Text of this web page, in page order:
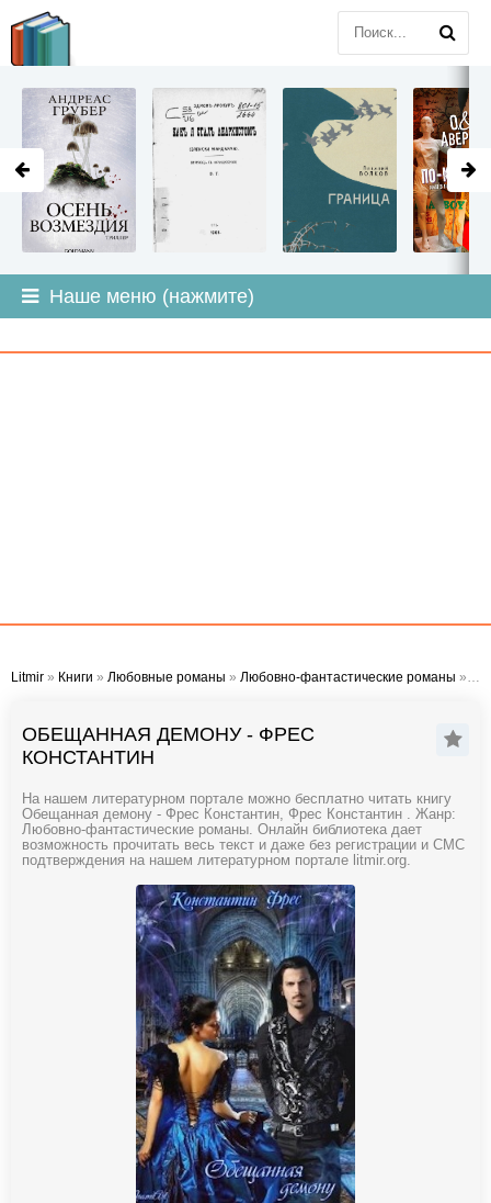
Наше меню (нажмите)
Litmir » Книги » Любовные романы » Любовно-фантастические романы » Обещанная демону - Фрес Константин
ОБЕЩАННАЯ ДЕМОНУ - ФРЕС
КОНСТАНТИН
На нашем литературном портале можно бесплатно читать книгу
Обещанная демону - Фрес Константин, Фрес Константин . Жанр:
Любовно-фантастические романы. Онлайн библиотека дает
возможность прочитать весь текст и даже без регистрации и СМС
подтверждения на нашем литературном портале litmir.org.
LITMIR.ORG